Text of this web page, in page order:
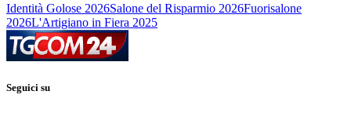
Identità Golose 2026Salone del Risparmio 2026Fuorisalone
2026L'Artigiano in Fiera 2025
Seguici su